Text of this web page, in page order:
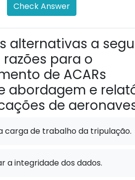
Check Answer
alternativas a
para o
de ACARs
abordagem e
de
carga de trabalho da tripulação.
a integridade dos dados.